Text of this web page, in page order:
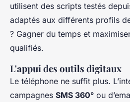
utilisent des scripts testés
adaptés aux différents profils
? Gagner du temps et
qualifiés.
L'appui des outils digitaux
Le téléphone ne suffit plus.
campagnes SMS 360° ou